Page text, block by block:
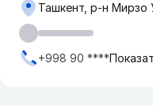
Ташкент, р-н Мирзо
+998 90 ****